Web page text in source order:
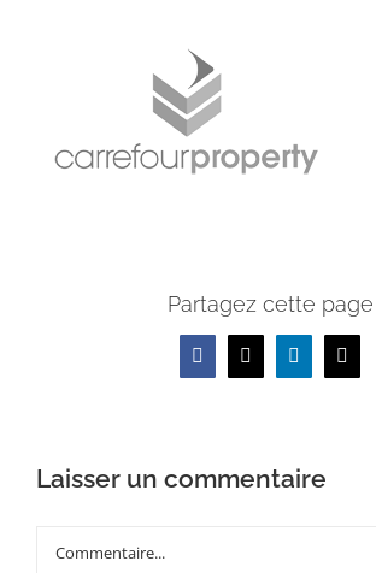
Partagez cette page
Facebook
X LinkedInEmail
Laisser un commentaire
Commentaire